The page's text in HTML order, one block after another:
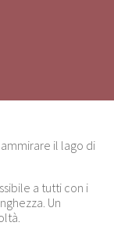
il lago di
a tutti con i
Un